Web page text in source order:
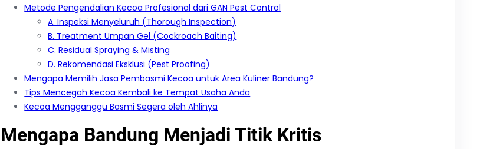
Metode Pengendalian Kecoa Profesional dari GAN Pest Control
A. Inspeksi Menyeluruh (Thorough Inspection)
B. Treatment Umpan Gel (Cockroach Baiting)
C. Residual Spraying & Misting
D. Rekomendasi Eksklusi (Pest Proofing)
Mengapa Memilih Jasa Pembasmi Kecoa untuk Area Kuliner Bandung?
Tips Mencegah Kecoa Kembali ke Tempat Usaha Anda
Kecoa Mengganggu Basmi Segera oleh Ahlinya
Mengapa Bandung Menjadi Titik Kritis